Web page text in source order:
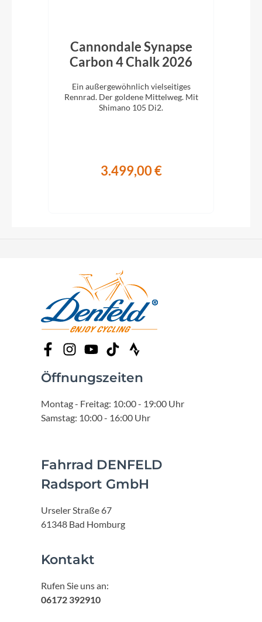
Cannondale Synapse
Carbon 4 Chalk 2026
Ein außergewöhnlich vielseitiges
Rennrad. Der goldene Mittelweg. Mit
Shimano 105 Di2.
3.499,00 €
Öffnungszeiten
Montag - Freitag: 10:00 - 19:00 Uhr
Samstag: 10:00 - 16:00 Uhr
Fahrrad DENFELD
Radsport GmbH
Urseler Straße 67
61348 Bad Homburg
Kontakt
Rufen Sie uns an:
06172 392910